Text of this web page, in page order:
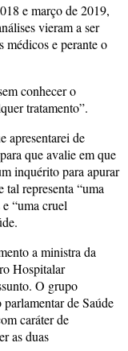
e março de 2019,
vieram a ser
médicos e perante o
conhecer o
tratamento”.
apresentarei de
que avalie em que
inquérito para apurar
tal representa “uma
“uma cruel
a ministra da
Hospitalar
O grupo
de Saúde
caráter de
as duas